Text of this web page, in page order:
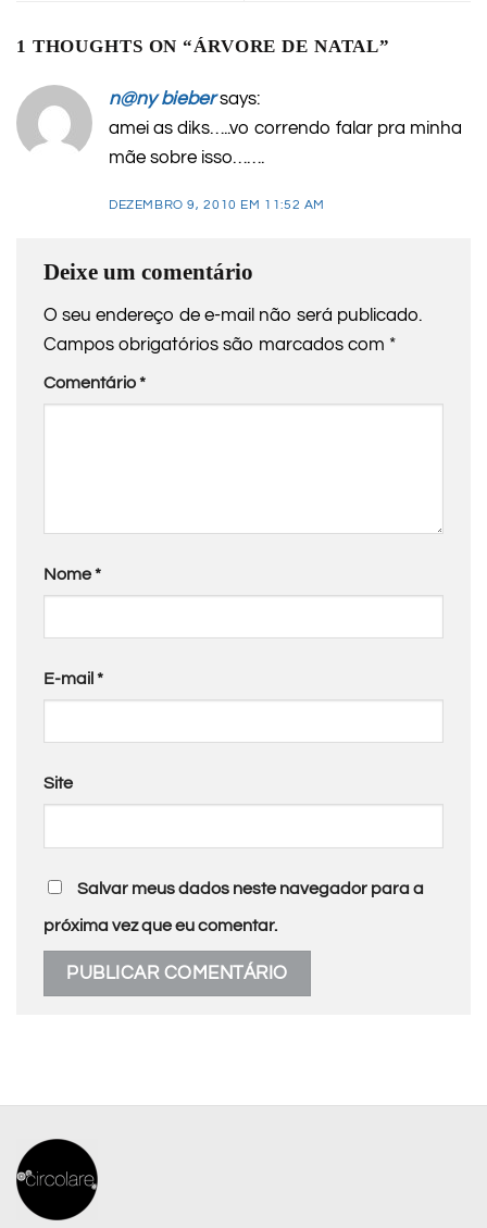
1 THOUGHTS ON “ÁRVORE DE NATAL”
n@ny bieber says:
amei as diks…..vo correndo falar pra minha
mãe sobre isso…….
DEZEMBRO 9, 2010 EM 11:52 AM
Deixe um comentário
O seu endereço de e-mail não será publicado.
Campos obrigatórios são marcados com *
Comentário*
Nome*
E-mail *
Site
Salvar meus dados neste navegador para a
próxima vez que eu comentar.